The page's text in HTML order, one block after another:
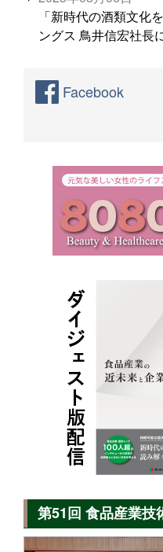
「新時代の酒類文化
ングス 鳥井信宏社長
Facebook
第51回 食品産業技